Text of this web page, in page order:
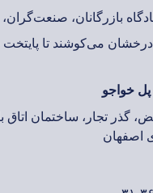
بازرگانان،
می‌کوشند تا پایتخت
پل خواجو
گذر تجار، ساختمان اتاق
اصفهان